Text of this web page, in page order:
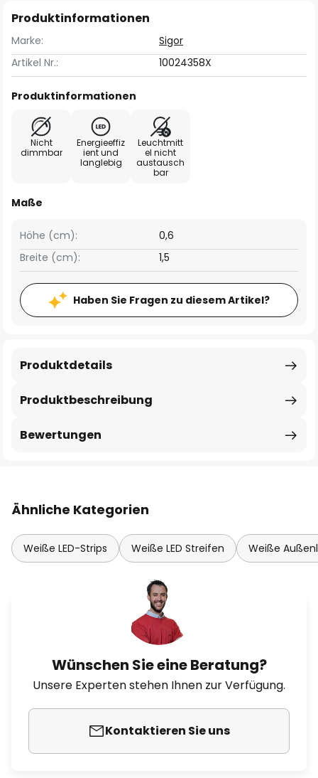
Produktinformationen
Marke:
Sigor
Artikel Nr.:
10024358X
Produktinformationen
Nicht
dimmbar
Energieeffiz
ient und
langlebig
Leuchtmitt
el nicht
austausch
bar
Maße
Breite (cm): 1,5
Höhe (cm): 0,6
Haben Sie Fragen zu diesem Artikel?
Produktbeschreibung
Produktdetails
Bewertungen
Ähnliche Kategorien
Weiße LED-Strips Weiße LED Streifen Weiße
Wünschen Sie eine Beratung?
Unsere Experten stehen Ihnen zur Verfügung.
Kontaktieren Sie uns